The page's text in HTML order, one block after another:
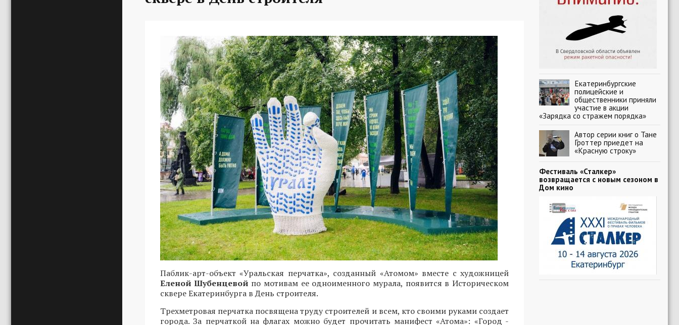
Паблик-арт-объект «Уральская перчатка», созданный «Атомом» вместе с художницей
Еленой Шубенцевой по мотивам ее одноименного мурала, появится в Историческом
сквере Екатеринбурга в День строителя.
Трехметровая перчатка посвящена труду строителей и всем, кто своими руками создает
города. За перчаткой на флагах можно будет прочитать манифест «Атома»: «Город -
Екатеринбургские
полицейские и
общественники приняли
участие в акции
«Зарядка со стражем порядка»
Автор серии книг о Тане
Гроттер приедет на
«Красную строку»
Фестиваль «Сталкер»
возвращается с новым сезоном в
Дом кино